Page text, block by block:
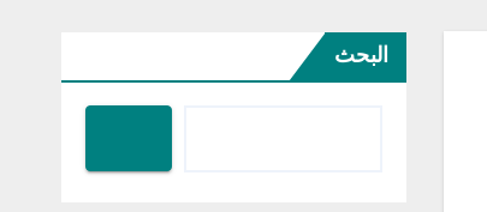
البحث